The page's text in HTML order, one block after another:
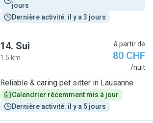
jours
Dernière activité: il y a 3 jours
14. Sui
1.5 km
à partir de
80 CHF
/nuit
Reliable & caring pet sitter in Lausanne
Calendrier récemment mis à jour
Dernière activité: il y a 5 jours